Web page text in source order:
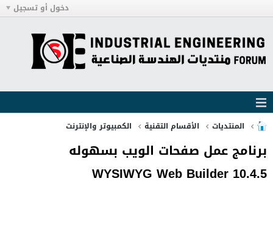
دخول أو تسجيل
المنتديات الأقسام التقنية الكمبيوتر والإنترنت
برنامج عمل صفحات الويب بسهوله
WYSIWYG Web Builder 10.4.5